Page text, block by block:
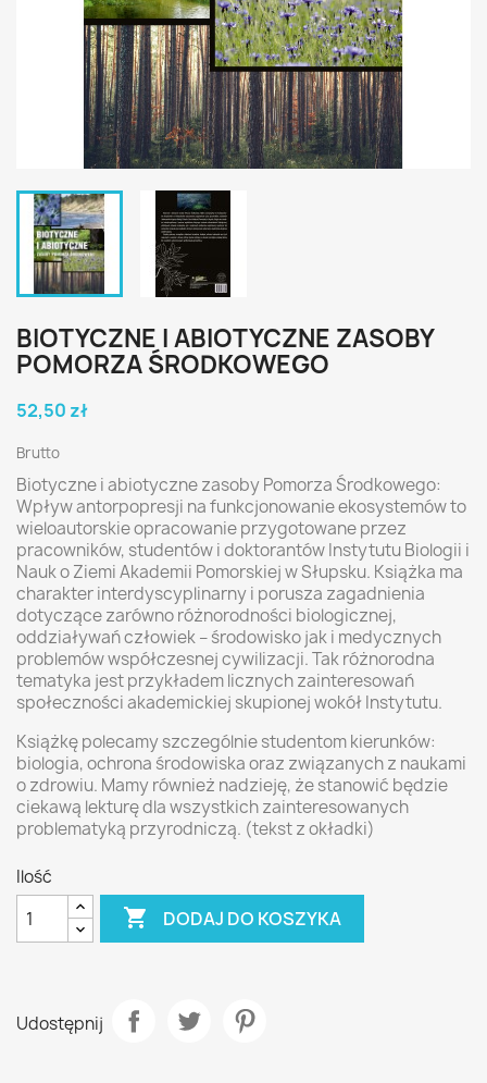
BIOTYCZNE I ABIOTYCZNE ZASOBY
POMORZA ŚRODKOWEGO
52,50 zł
Brutto
Biotyczne i abiotyczne zasoby Pomorza Środkowego:
Wpływ antorpopresji na funkcjonowanie ekosystemów to
wieloautorskie opracowanie przygotowane przez
pracowników, studentów i doktorantów Instytutu Biologii i
Nauk o Ziemi Akademii Pomorskiej w Słupsku. Książka ma
charakter interdyscyplinarny i porusza zagadnienia
dotyczące zarówno różnorodności biologicznej,
oddziaływań człowiek – środowisko jak i medycznych
problemów współczesnej cywilizacji. Tak różnorodna
tematyka jest przykładem licznych zainteresowań
społeczności akademickiej skupionej wokół Instytutu.
Książkę polecamy szczególnie studentom kierunków:
biologia, ochrona środowiska oraz związanych z naukami
o zdrowiu. Mamy również nadzieję, że stanowić będzie
ciekawą lekturę dla wszystkich zainteresowanych
problematyką przyrodniczą. (tekst z okładki)
Ilość
 DODAJ DO KOSZYKA
Udostępnij